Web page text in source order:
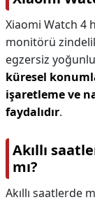
Xiaomi Watch 4
monitörü
egzersiz
küresel
işaretleme ve
faydalıdır.
Akıllı
mı?
Akıllı saatlerde